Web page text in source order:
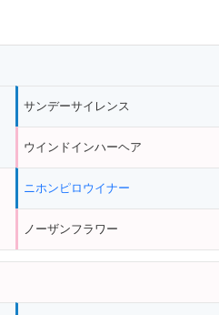
サンデーサイレンス
ウインドインハーヘア
ニホンピロウイナー
ノーザンフラワー